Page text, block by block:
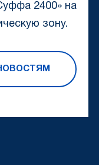
2400» на
зону.